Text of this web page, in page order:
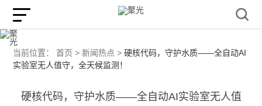
当前位置： 首页 > 新闻热点 > 硬核代码，守护水质——全自动AI
实验室无人值守，全天候监测！
硬核代码，守护水质——全自动AI实验室无人值